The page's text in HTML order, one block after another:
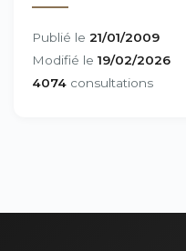
Publié le 21/01/2009
Modifié le 19/02/2026
4074 consultations